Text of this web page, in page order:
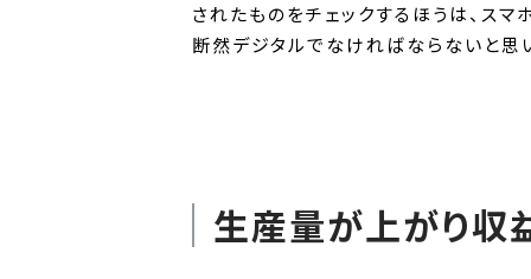
されたものをチェックするほうは、ス
断然デジタルでなければならないと思
生産量が上がり収